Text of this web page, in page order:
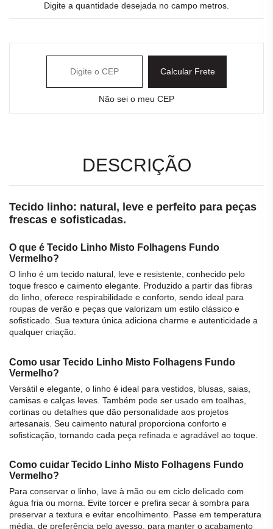
Digite a quantidade desejada no campo metros.
Calcular Frete
Não sei o meu CEP
DESCRIÇÃO
Tecido linho: natural, leve e perfeito para peças
frescas e sofisticadas.
O que é Tecido Linho Misto Folhagens Fundo
Vermelho?
O linho é um tecido natural, leve e resistente, conhecido pelo
toque fresco e caimento elegante. Produzido a partir das fibras
do linho, oferece respirabilidade e conforto, sendo ideal para
roupas de verão e peças que valorizam um estilo clássico e
sofisticado. Sua textura única adiciona charme e autenticidade a
qualquer criação.
Como usar Tecido Linho Misto Folhagens Fundo
Vermelho?
Versátil e elegante, o linho é ideal para vestidos, blusas, saias,
camisas e calças leves. Também pode ser usado em toalhas,
cortinas ou detalhes que dão personalidade aos projetos
artesanais. Seu caimento natural proporciona conforto e
sofisticação, tornando cada peça refinada e agradável ao toque.
Como cuidar Tecido Linho Misto Folhagens Fundo
Vermelho?
Para conservar o linho , lave à mão ou em ciclo delicado com
água fria ou morna. Evite torcer e prefira secar à sombra para
preservar a textura e evitar encolhimento. Passe em temperatura
média, de preferência pelo avesso, para manter o acabamento